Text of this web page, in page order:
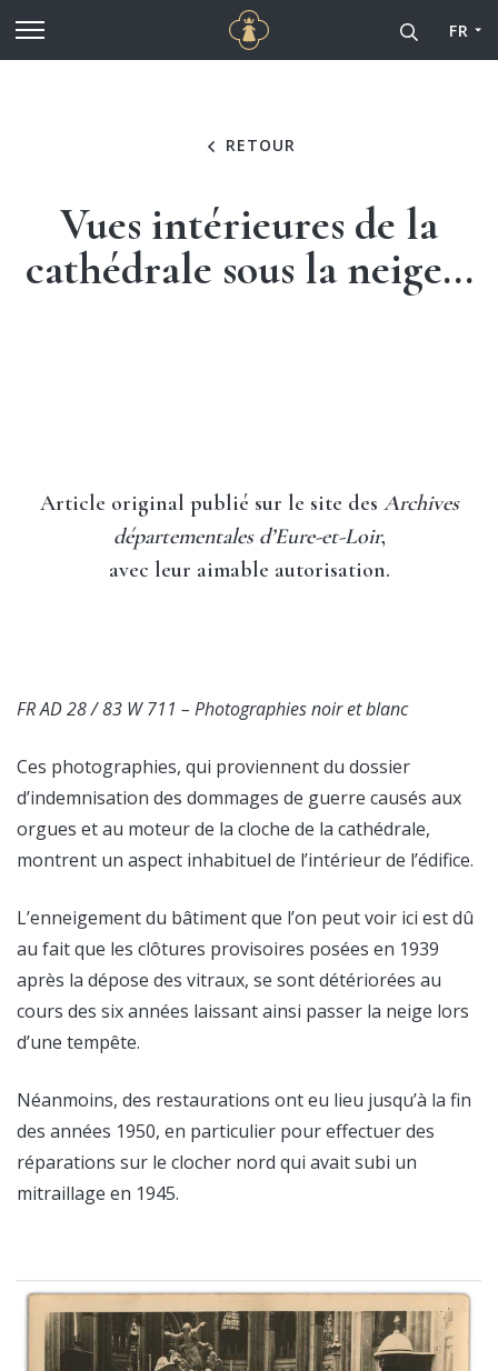
Aller au contenu principal Cathédrale Notre-Dame
FR
RETOUR
Vues intérieures de la
cathédrale sous la neige...
Article original publié sur le site des Archives
départementales d’Eure-et-Loir,
avec leur aimable autorisation.
FR AD 28 / 83 W 711 – Photographies noir et blanc
Ces photographies, qui proviennent du dossier
d’indemnisation des dommages de guerre causés aux
orgues et au moteur de la cloche de la cathédrale,
montrent un aspect inhabituel de l’intérieur de l’édifice.
L’enneigement du bâtiment que l’on peut voir ici est dû
au fait que les clôtures provisoires posées en 1939
après la dépose des vitraux, se sont détériorées au
cours des six années laissant ainsi passer la neige lors
d’une tempête.
Néanmoins, des restaurations ont eu lieu jusqu’à la fin
des années 1950, en particulier pour effectuer des
réparations sur le clocher nord qui avait subi un
mitraillage en 1945.